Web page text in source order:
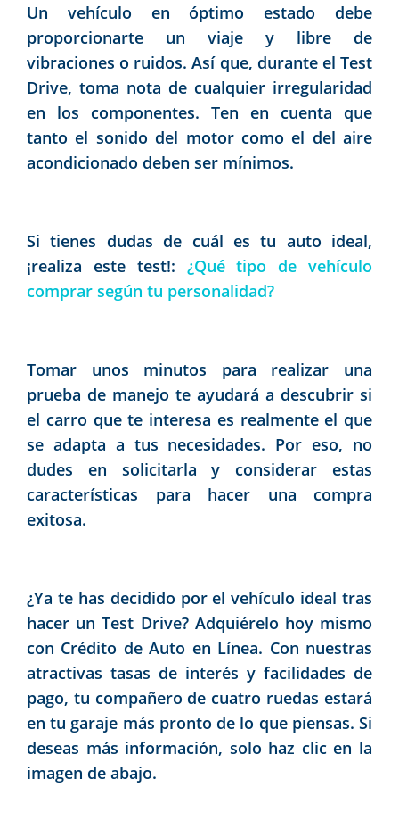
Un vehículo en óptimo estado debe
proporcionarte un viaje y libre de
vibraciones o ruidos. Así que, durante el Test
Drive, toma nota de cualquier irregularidad
en los componentes. Ten en cuenta que
tanto el sonido del motor como el del aire
acondicionado deben ser mínimos.
Si tienes dudas de cuál es tu auto ideal,
¡realiza este test!: ¿Qué tipo de vehículo
comprar según tu personalidad?
Tomar unos minutos para realizar una
prueba de manejo te ayudará a descubrir si
el carro que te interesa es realmente el que
se adapta a tus necesidades. Por eso, no
dudes en solicitarla y considerar estas
características para hacer una compra
exitosa.
¿Ya te has decidido por el vehículo ideal tras
hacer un Test Drive? Adquiérelo hoy mismo
con Crédito de Auto en Línea. Con nuestras
atractivas tasas de interés y facilidades de
pago, tu compañero de cuatro ruedas estará
en tu garaje más pronto de lo que piensas. Si
deseas más información, solo haz clic en la
imagen de abajo.